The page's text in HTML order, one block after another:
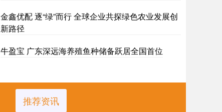
金鑫优配 逐“绿”而行 全球企业共探绿色农业发展创
新路径
牛盈宝 广东深远海养殖鱼种储备跃居全国首位
推荐资讯